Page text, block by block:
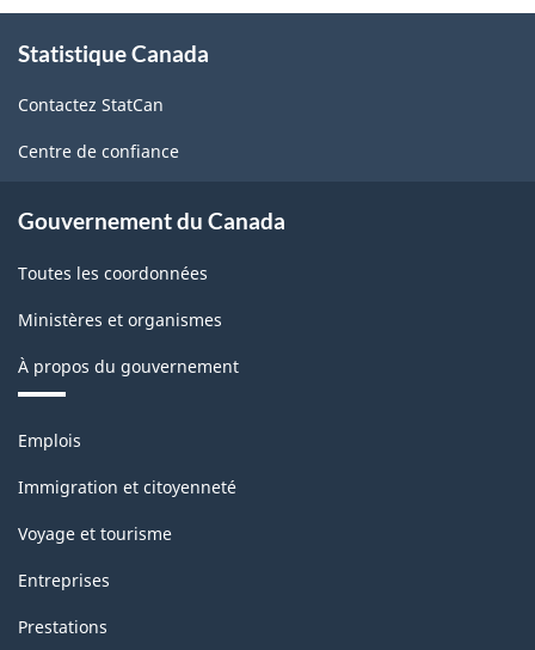
l'Amérique
du
Nord
(SCPAN)
2017
-
Structure
la
classification
propos
ce
site
Statistique Canada
Contactez StatCan
Centre de confiance
Gouvernement du Canada
Toutes les coordonnées
Ministères et organismes
À propos du gouvernement
Thèmes
sujets
Emplois
Immigration et citoyenneté
Voyage et tourisme
Entreprises
Prestations